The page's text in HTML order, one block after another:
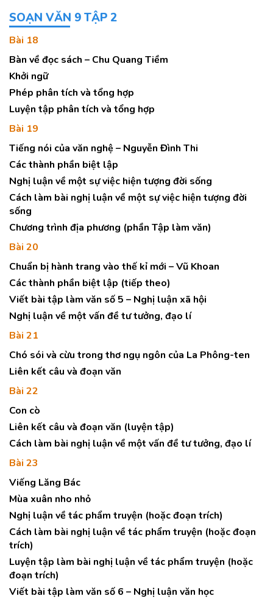
SOẠN VĂN 9 TẬP 2
Bài 18
Bàn về đọc sách – Chu Quang Tiềm
Khởi ngữ
Phép phân tích và tổng hợp
Luyện tập phân tích và tổng hợp
Bài 19
Tiếng nói của văn nghệ – Nguyễn Đình Thi
Các thành phần biệt lập
Nghị luận về một sự việc hiện tượng đời sống
Cách làm bài nghị luận về một sự việc hiện tượng đời
sống
Chương trình địa phương (phần Tập làm văn)
Bài 20
Chuẩn bị hành trang vào thế kỉ mới – Vũ Khoan
Các thành phần biệt lập (tiếp theo)
Viết bài tập làm văn số 5 – Nghị luận xã hội
Nghị luận về một vấn đề tư tưởng, đạo lí
Bài 21
Chó sói và cừu trong thơ ngụ ngôn của La Phông-ten
Liên kết câu và đoạn văn
Bài 22
Con cò
Liên kết câu và đoạn văn (luyện tập)
Cách làm bài nghị luận về một vấn đề tư tưởng, đạo lí
Bài 23
Viếng Lăng Bác
Mùa xuân nho nhỏ
Nghị luận về tác phẩm truyện (hoặc đoạn trích)
Cách làm bài nghị luận về tác phẩm truyện (hoặc đoạn
trích)
Luyện tập làm bài nghị luận về tác phẩm truyện (hoặc
đoạn trích)
Viết bài tập làm văn số 6 – Nghị luận văn học